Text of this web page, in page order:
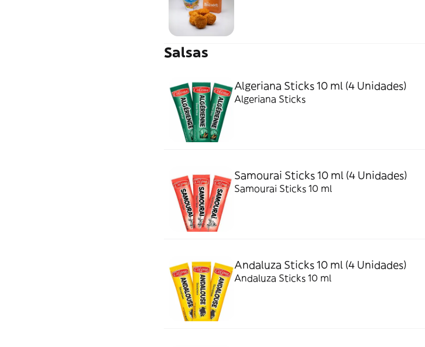
Salsas
Algeriana Sticks 10 ml (4 Unidades)
Algeriana Sticks
Samourai Sticks 10 ml (4 Unidades)
Samourai Sticks 10 ml
Andaluza Sticks 10 ml (4 Unidades)
Andaluza Sticks 10 ml